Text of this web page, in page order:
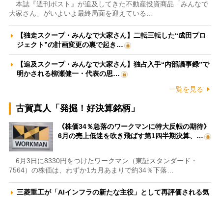
本誌『週刊ポスト』が追及してきた不動産投資商品「みんなで
大家さん」がいよいよ最終局面を迎えている…
【独走スクープ・みんなで大家さん】二転三転した“成田プロ
ジェクト”の計画変更の裏で起き…
【追及スクープ・みんなで大家さん】独占入手“内部議事録”で
明かされる柳瀬健一・代表の思…
一覧を見る
古賀真人「発掘！好決算銘柄」
《株価34％急落のワークマンに特大反転の期待》
6月の売上低迷を吹き飛ばす第1四半期決算、…
6月3日に8330円をつけたワークマン（東証スタンダード・
7564）の株価は、わずか1カ月あまりで約34％下落…
三菱重工が「AIインフラの新たな主役」として再評価される気